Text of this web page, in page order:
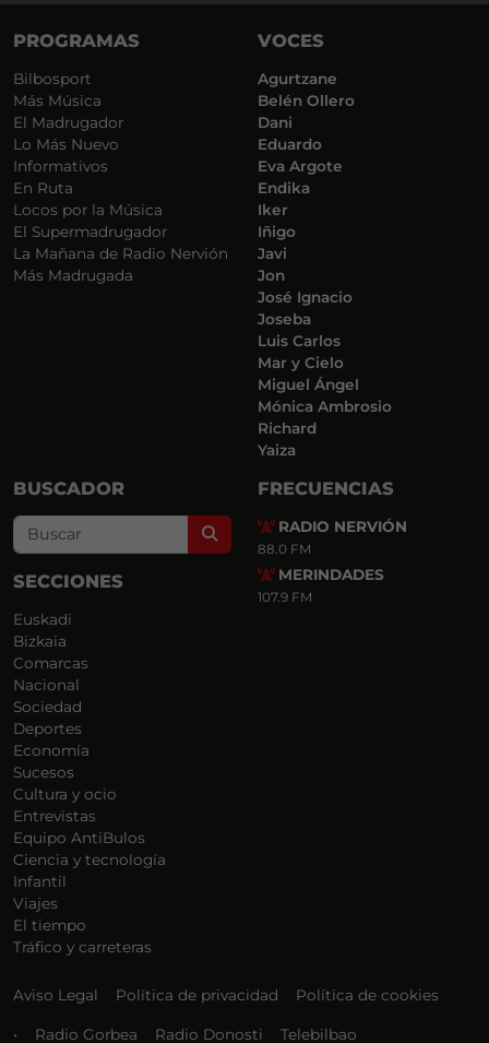
PROGRAMAS
Bilbosport
Más Música
El Madrugador
Lo Más Nuevo
Informativos
En Ruta
Locos por la Música
El Supermadrugador
La Mañana de Radio Nervión
Más Madrugada
VOCES
Agurtzane
Belén Ollero
Dani
Eduardo
Eva Argote
Endika
Iker
Iñigo
Javi
Jon
José Ignacio
Joseba
Luis Carlos
Mar y Cielo
Miguel Ángel
Mónica Ambrosio
Richard
Yaiza
BUSCADOR
Search
SECCIONES
Euskadi
Bizkaia
Comarcas
Nacional
Sociedad
Deportes
Economía
Sucesos
Cultura y ocio
Entrevistas
Equipo AntiBulos
Ciencia y tecnología
Infantil
Viajes
El tiempo
Tráfico y carreteras
FRECUENCIAS
RADIO NERVIÓN
88.0 FM
MERINDADES
107.9 FM
Aviso Legal Política de privacidad Política de cookies
• Radio Gorbea Radio Donosti Telebilbao